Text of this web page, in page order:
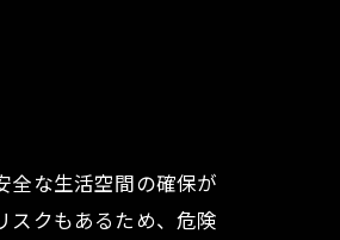
全な生活空間の確保が
スクもあるため、危険